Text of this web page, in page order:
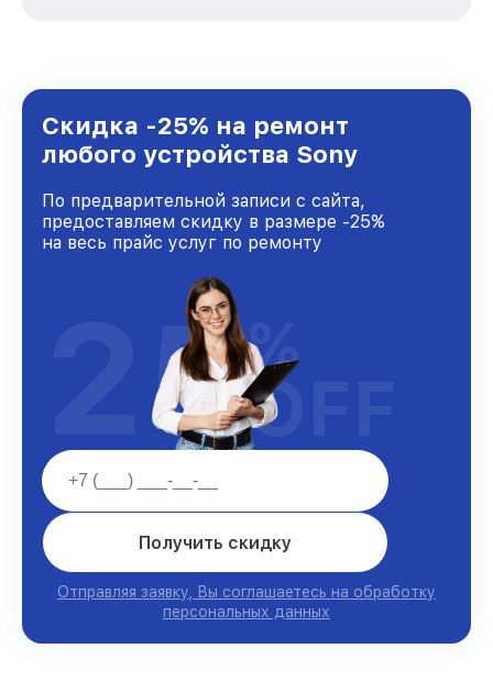
Санкт-Петербурге, постоянно повышая
уровень доверия и лояльности наших
клиентов.
Скидка -25% на ремонт
любого устройства Sony
По предварительной записи с сайта,
предоставляем скидку в размере -25%
на весь прайс услуг по ремонту
Получить скидку
Отправляя заявку, Вы соглашаетесь на обработку
персональных данных
25%
OFF